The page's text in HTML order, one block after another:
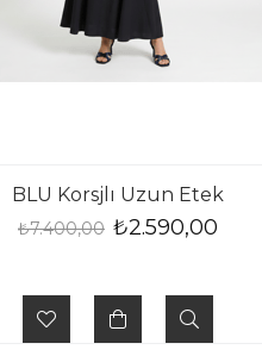
BLU Korsjlı Uzun Etek
₺2.590,00
₺7.400,00